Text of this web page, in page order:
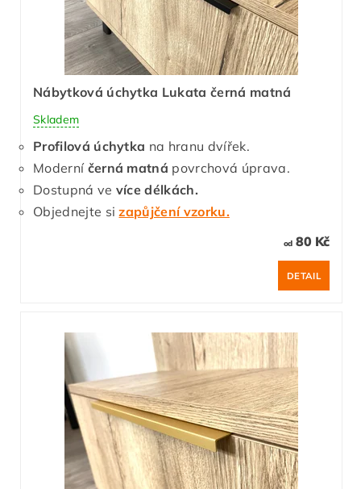
Nábytková úchytka Lukata černá matná
Skladem
Profilová úchytka na hranu dvířek.
Moderní černá matná povrchová úprava.
Dostupná ve více délkách.
Objednejte sizapůjčení vzorku.
od80 Kč
DETAIL